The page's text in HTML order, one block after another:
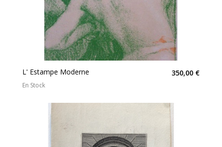
L' Estampe Moderne 350,00 €
En Stock